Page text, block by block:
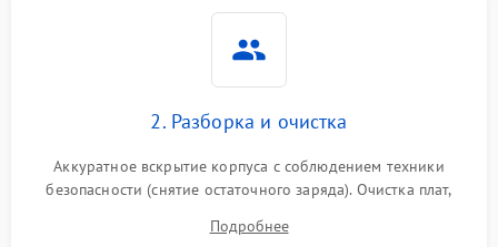
2. Разборка и очистка
Аккуратное вскрытие корпуса с соблюдением техники
безопасности (снятие остаточного заряда). Очистка плат,
и кистей для предотвращения перегрева и замыканий.
Подробнее